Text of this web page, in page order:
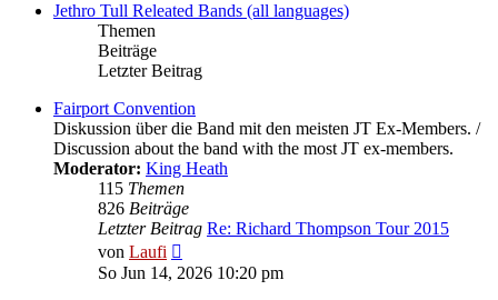
Jethro Tull Releated Bands (all languages)
Themen
Beiträge
Letzter Beitrag
Fairport Convention
Diskussion über die Band mit den meisten JT Ex-Members. /
Discussion about the band with the most JT ex-members.
Moderator: King Heath
115 Themen
826 Beiträge
Letzter Beitrag Re: Richard Thompson Tour 2015
von Laufi
Beitrag
So Jun 14, 2026 10:20 pm